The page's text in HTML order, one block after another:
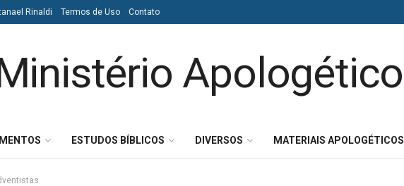
Rinaldi Termos de Uso Contato
ESTUDOS BÍBLICOS DIVERSOS MATERIAIS APOLOGÉTICOS